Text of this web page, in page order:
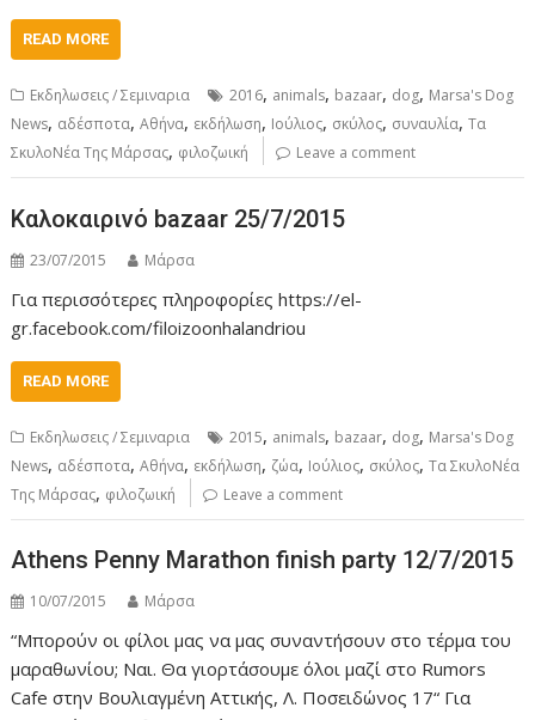
READ MORE
Εκδηλωσεις / Σεμιναρια 2016, animals, bazaar, dog, Marsa's Dog
News, αδέσποτα,Αθήνα, εκδήλωση, Ιούλιος, σκύλος, συναυλία,Τα
ΣκυλοΝέα Της Μάρσας, φιλοζωική Leave a comment
Καλοκαιρινό bazaar 25/7/2015
23/07/2015 Μάρσα
Για περισσότερες πληροφορίες https://el-
gr.facebook.com/filoizoonhalandriou
READ MORE
Εκδηλωσεις / Σεμιναρια 2015, animals, bazaar, dog, Marsa's Dog
News, αδέσποτα,Αθήνα, εκδήλωση, ζώα, Ιούλιος, σκύλος,Τα ΣκυλοΝέα
Της Μάρσας, φιλοζωική Leave a comment
Athens Penny Marathon finish party 12/7/2015
10/07/2015 Μάρσα
“Μπορούν οι φίλοι μας να μας συναντήσουν στο τέρμα του
μαραθωνίου; Ναι. Θα γιορτάσουμε όλοι μαζί στο Rumors
Cafe στην Βουλιαγμένη Αττικής, Λ. Ποσειδώνος 17“ Για